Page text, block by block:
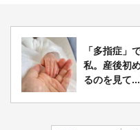
「多指症」
私。産後初
るのを見て